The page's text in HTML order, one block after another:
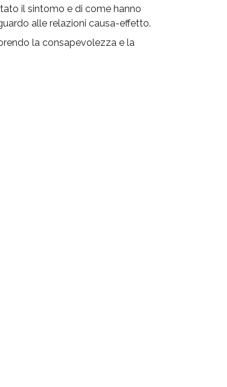
il sintomo e di come hanno
alle relazioni causa-effetto.
la consapevolezza e la